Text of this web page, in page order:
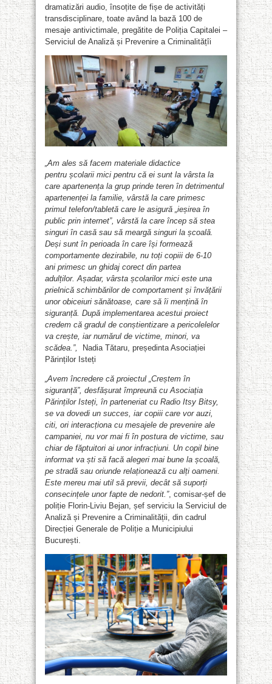
dramatizări audio, însoțite de fișe de activități
transdisciplinare, toate având la bază 100 de
mesaje antivictimale, pregătite de Poliția Capitalei –
Serviciul de Analiză și Prevenire a Criminalitățîi
„Am ales să facem materiale didactice
pentru școlarii mici pentru că ei sunt la vârsta la
care apartenența la grup prinde teren în detrimentul
apartenenței la familie, vârstă la care primesc
primul telefon/tabletă care le asigură „ieșirea în
public prin internet”, vârstă la care încep să stea
singuri în casă sau să meargă singuri la școală.
Deși sunt în perioada în care își formează
comportamente dezirabile, nu toți copiii de 6-10
ani primesc un ghidaj corect din partea
adulților.Așadar, vârsta școlarilor mici este una
prielnică schimbărilor de comportament și învățării
unor obiceiuri sănătoase, care să îi mențină în
siguranță. După implementarea acestui proiect
credem că gradul de conștientizare a pericolelelor
va crește, iar numărul de victime, minori, va
scădea. ”,
Nadia Tătaru, președinta Asociației
Părinților Isteți
„Avem încredere că proiectul „Creștem în
siguranță”, desfășurat împreună cu Asociația
Părinților Isteți, în parteneriat cu Radio Itsy Bitsy,
se va dovedi un succes, iar copiii care vor auzi,
citi, ori interacționa cu mesajele de prevenire ale
campaniei, nu vor mai fi în postura de victime, sau
chiar de făptuitori ai unor infracțiuni. Un copil bine
informat va ști să facă alegeri mai bune la școală,
pe stradă sau oriunde relaționează cu alți oameni.
Este mereu mai util să previi, decât să suporți
consecințele unor fapte de nedorit. ”, comisar-șef de
poliție Florin-Liviu Bejan, șef serviciu la Serviciul de
Analiză și Prevenire a Criminalității, din cadrul
Direcției Generale de Poliție a Municipiului
București.